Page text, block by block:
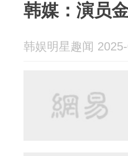
韩媒：演员
韩娱明星趣闻